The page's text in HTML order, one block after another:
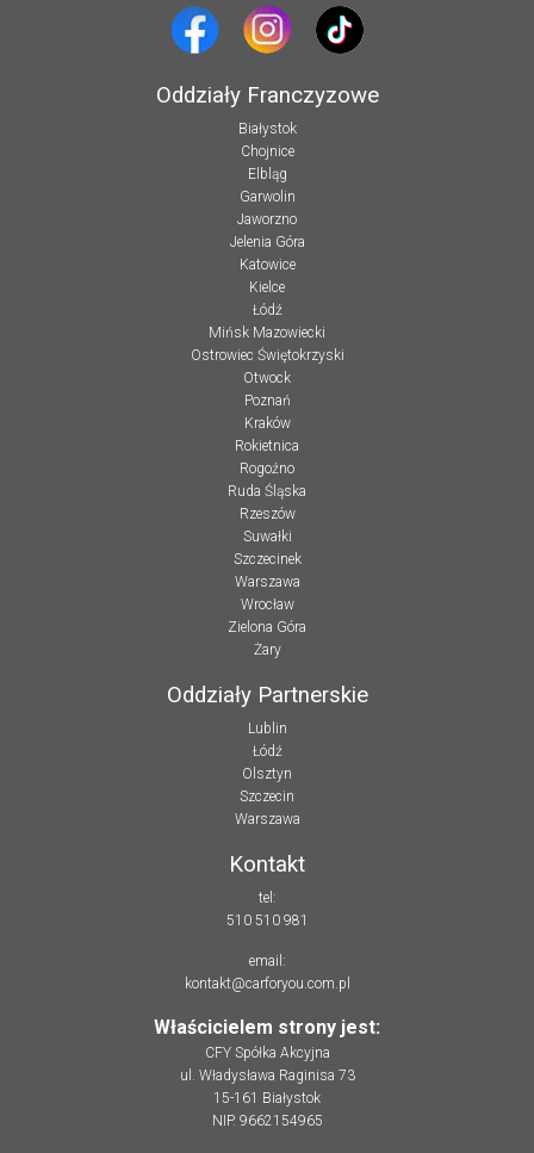
Oddziały Franczyzowe
Białystok
Chojnice
Elbląg
Garwolin
Jaworzno
Jelenia Góra
Katowice
Kielce
Łódź
Mińsk Mazowiecki
Ostrowiec Świętokrzyski
Otwock
Poznań
Kraków
Rokietnica
Rogoźno
Ruda Śląska
Rzeszów
Suwałki
Szczecinek
Warszawa
Wrocław
Zielona Góra
Żary
Oddziały Partnerskie
Lublin
Łódź
Olsztyn
Szczecin
Warszawa
Kontakt
tel:
510 510 981
email:
kontakt@carforyou.com.pl
Właścicielem strony jest:
CFY Spółka Akcyjna
ul. Władysława Raginisa 73
15-161 Białystok
NIP. 9662154965